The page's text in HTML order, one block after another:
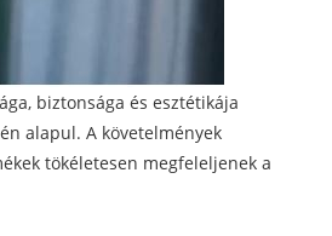
biztonsága és esztétikája
alapul. A követelmények
tökéletesen megfeleljenek a